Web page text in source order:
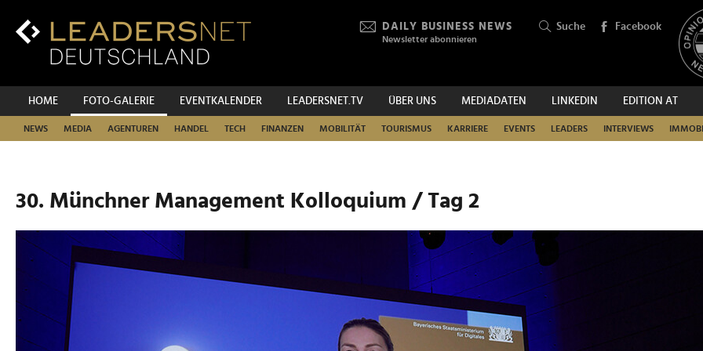
Inhalt
Hauptnavigation
DAILY BUSINESS NEWS
Newsletter abonnieren
Suche Facebook
HOME FOTO-GALERIE EVENTKALENDER LEADERSNET.TV ÜBER UNS MEDIADATEN LINKEDIN EDITION AT
NEWS MEDIA AGENTUREN HANDEL TECH FINANZEN MOBILITÄT TOURISMUS KARRIERE EVENTS LEADERS INTERVIEWS
SUCHEN
30. Münchner Management Kolloquium / Tag 2